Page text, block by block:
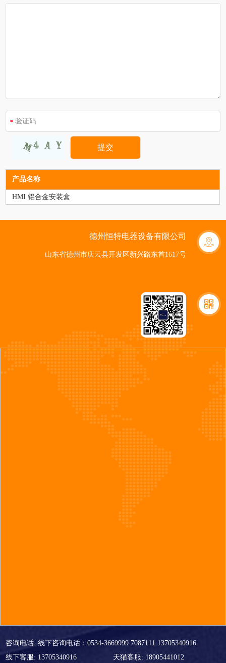
产品名称
HMI 铝合金安装盒
德州恒特电器设备有限公司
山东省德州市庆云县开发区新兴路东首1617号
咨询电话: 线下咨询电话：0534-3669999 7087111 13705340916
线下客服: 13705340916
天猫客服: 18905441012